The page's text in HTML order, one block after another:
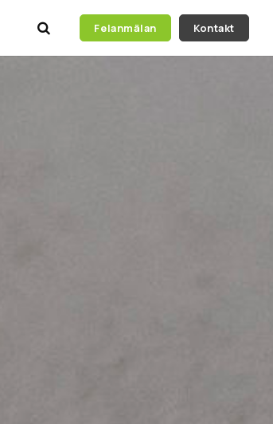
Felanmälan Kontakt